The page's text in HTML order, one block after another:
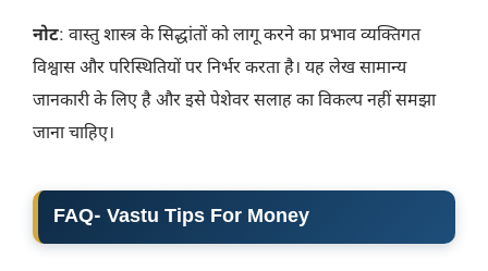
नोट: वास्तु शास्त्र के सिद्धांतों को लागू करने का प्रभाव व्यक्तिगत
विश्वास और परिस्थितियों पर निर्भर करता है। यह लेख सामान्य
जानकारी के लिए है और इसे पेशेवर सलाह का विकल्प नहीं समझा
जाना चाहिए।
FAQ- Vastu Tips For Money